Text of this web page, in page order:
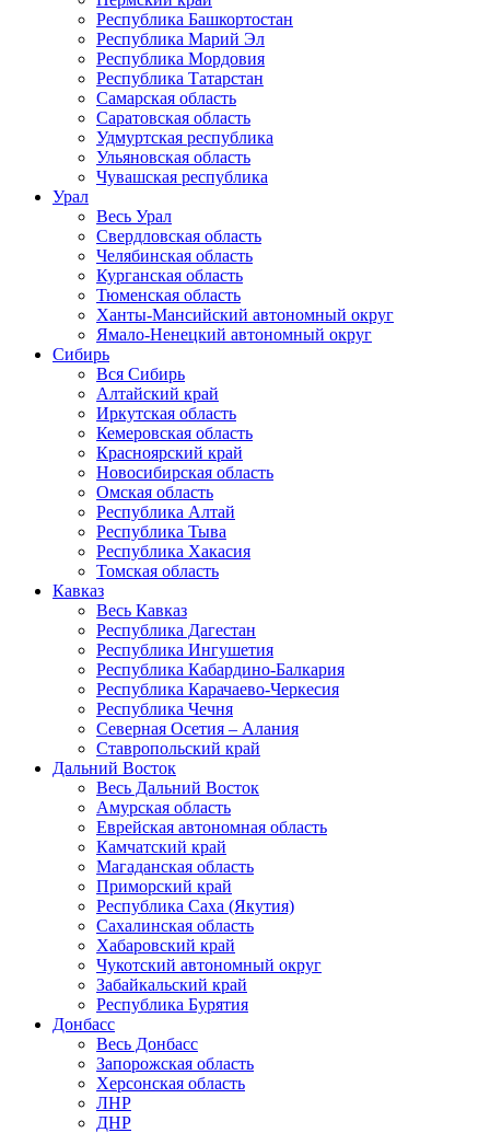
Республика Башкортостан
Республика Марий Эл
Республика Мордовия
Республика Татарстан
Самарская область
Саратовская область
Удмуртская республика
Ульяновская область
Чувашская республика
Урал
Весь Урал
Свердловская область
Челябинская область
Курганская область
Тюменская область
Ханты-Мансийский автономный округ
Ямало-Ненецкий автономный округ
Сибирь
Вся Сибирь
Алтайский край
Иркутская область
Кемеровская область
Красноярский край
Новосибирская область
Омская область
Республика Алтай
Республика Тыва
Республика Хакасия
Томская область
Кавказ
Весь Кавказ
Республика Дагестан
Республика Ингушетия
Республика Кабардино-Балкария
Республика Карачаево-Черкесия
Республика Чечня
Северная Осетия – Алания
Ставропольский край
Дальний Восток
Весь Дальний Восток
Амурская область
Еврейская автономная область
Камчатский край
Магаданская область
Приморский край
Республика Саха (Якутия)
Сахалинская область
Хабаровский край
Чукотский автономный округ
Забайкальский край
Республика Бурятия
Донбасс
Весь Донбасс
Запорожская область
Херсонская область
ЛНР
ДНР